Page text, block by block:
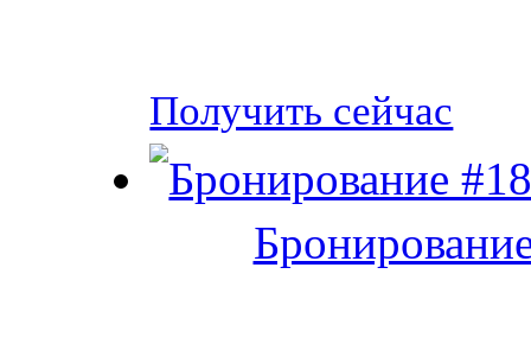
Получить сейчас